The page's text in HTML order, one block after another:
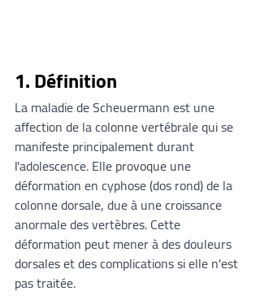
1. Définition
La maladie de Scheuermann est une
affection de la colonne vertébrale qui se
manifeste principalement durant
l'adolescence. Elle provoque une
déformation en cyphose (dos rond) de la
colonne dorsale, due à une croissance
anormale des vertèbres. Cette
déformation peut mener à des douleurs
dorsales et des complications si elle n'est
pas traitée.